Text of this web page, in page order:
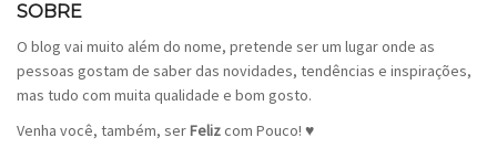
SOBRE
O blog vai muito além do nome, pretende ser um lugar onde as
pessoas gostam de saber das novidades, tendências e inspirações,
mas tudo com muita qualidade e bom gosto.
Venha você, também, serFelizcom Pouco! ♥